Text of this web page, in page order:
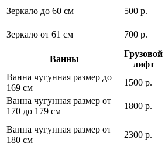
Зеркало до 60 см
500 р.
Зеркало от 61 см
700 р.
Ванны
Грузовой
лифт
Ванна чугунная размер до
169 см
1500 р.
Ванна чугунная размер от
170 до 179 см
1800 р.
Ванна чугунная размер от
180 см
2300 р.